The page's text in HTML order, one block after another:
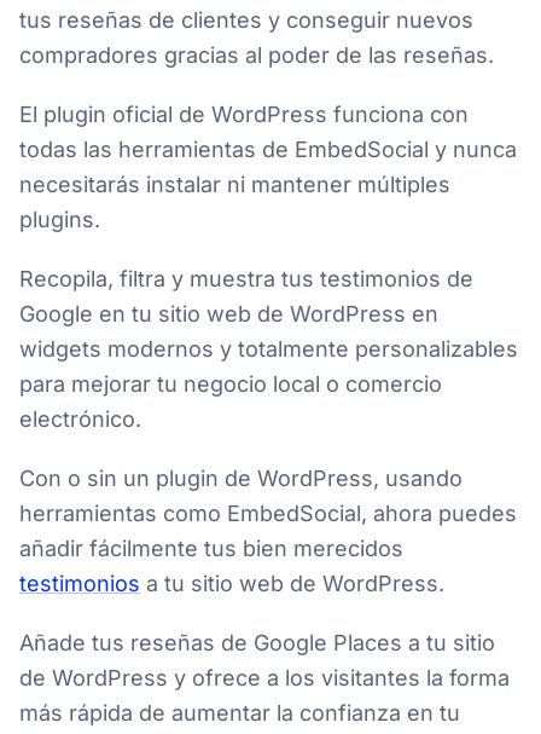
tus reseñas de clientes y conseguir nuevos
compradores gracias al poder de las reseñas.
El plugin oficial de WordPress funciona con
todas las herramientas de EmbedSocial y nunca
necesitarás instalar ni mantener múltiples
plugins.
Recopila, filtra y muestra tus testimonios de
Google en tu sitio web de WordPress en
widgets modernos y totalmente personalizables
para mejorar tu negocio local o comercio
electrónico.
Con o sin un plugin de WordPress, usando
herramientas como EmbedSocial, ahora puedes
añadir fácilmente tus bien merecidos
testimonios a tu sitio web de WordPress.
Añade tus reseñas de Google Places a tu sitio
de WordPress y ofrece a los visitantes la forma
más rápida de aumentar la confianza en tu